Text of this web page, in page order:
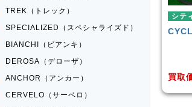
シティサイクル・ママチャリ
CYCLE OLYNPIC DIVIDE
買取価格
ミニ
シテ
買取
TREK（トレック）
SPECIALIZED（スペシャライズド）
BIANCHI（ビアンキ）
DEROSA（デローザ）
ANCHOR（アンカー）
CERVELO（サーベロ）